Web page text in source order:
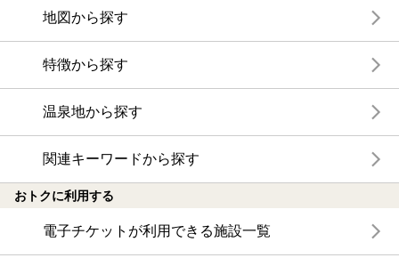
地図から探す
特徴から探す
温泉地から探す
関連キーワードから探す
おトクに利用する
電子チケットが利用できる施設一覧